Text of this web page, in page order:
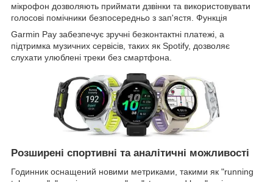
мікрофон дозволяють приймати дзвінки та використовувати
голосові помічники безпосередньо з зап'ястя. Функція
Garmin Pay забезпечує зручні безконтактні платежі, а
підтримка музичних сервісів, таких як Spotify, дозволяє
слухати улюблені треки без смартфона.
Розширені спортивні та аналітичні можливості
Годинник оснащений новими метриками, такими як "running